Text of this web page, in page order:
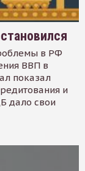
в РФ
ВВП в
показал
и
дало свои